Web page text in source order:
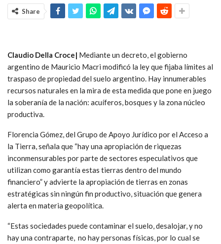
Share
Claudio Della Croce| Mediante un decreto, el gobierno
argentino de Mauricio Macri modificó la ley que fijaba límites al
traspaso de propiedad del suelo argentino. Hay innumerables
recursos naturales en la mira de esta medida que pone en juego
la soberanía de la nación: acuíferos, bosques y la zona núcleo
productiva.
Florencia Gómez, del Grupo de Apoyo Jurídico por el Acceso a
la Tierra, señala que “hay una apropiación de riquezas
inconmensurables por parte de sectores especulativos que
utilizan como garantía estas tierras dentro del mundo
financiero” y advierte la apropiación de tierras en zonas
estratégicas sin ningún fin productivo, situación que genera
alerta en materia geopolítica.
“Estas sociedades puede contaminar el suelo, desalojar, y no
hay una contraparte, no hay personas físicas, por lo cual se